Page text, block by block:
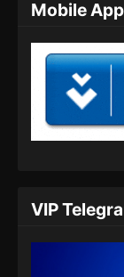
Mobile
VIP